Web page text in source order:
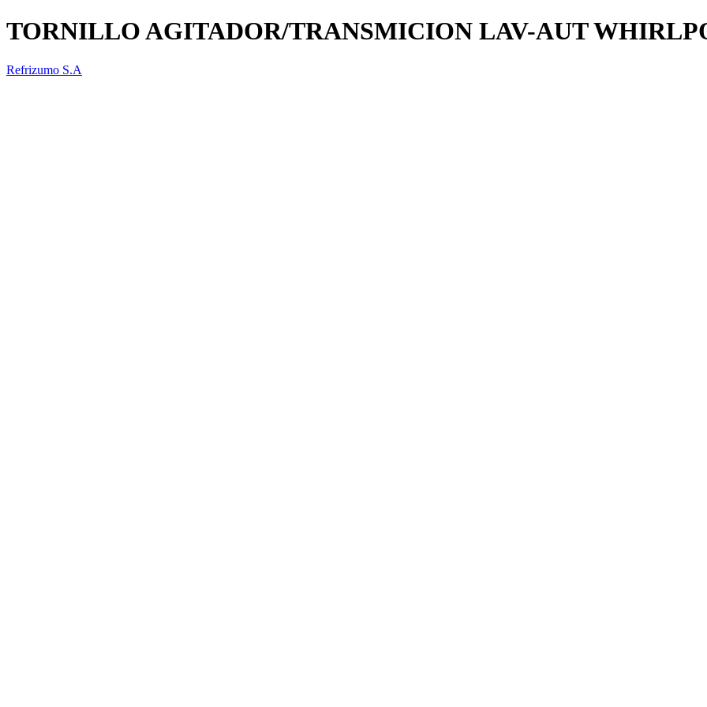
TORNILLO AGITADOR/TRANSMICION LAV-AUT
Refrizumo S.A